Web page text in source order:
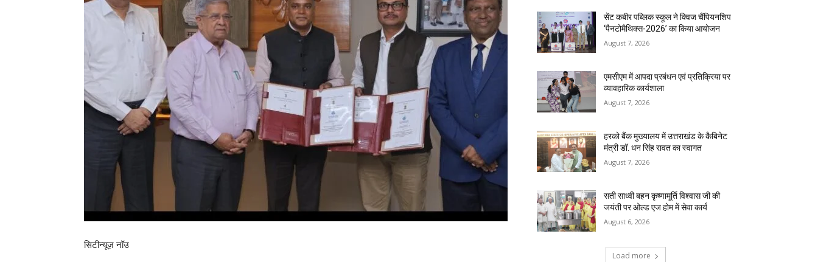
सिटीन्यूज़ नॉउ
सेंट कबीर पब्लिक स्कूल ने क्विज चैंपियनशिप
‘पैनटोमैथिक्स-2026’ का किया आयोजन
August 7, 2026
एमसीएम में आपदा प्रबंधन एवं प्रतिक्रिया पर
व्यावहारिक कार्यशाला
August 7, 2026
हरको बैंक मुख्यालय में उत्तराखंड के कैबिनेट
मंत्री डॉ. धन सिंह रावत का स्वागत
August 7, 2026
सती साध्वी बहन कृष्णामूर्ति विश्वास जी की
जयंती पर ओल्ड एज होम में सेवा कार्य
August 6, 2026
Load more